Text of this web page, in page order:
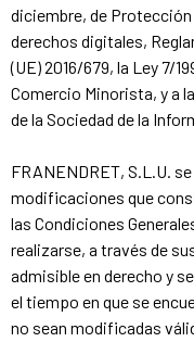
diciembre, de
derechos digitales,
(UE) 2016/679, la Ley 7/
Comercio Minorista, y a
de la Sociedad de la
FRANENDRET, S.L.U.
modificaciones que
las Condiciones
realizarse, a través de
admisible en derecho y
el tiempo en que se
no sean modificadas